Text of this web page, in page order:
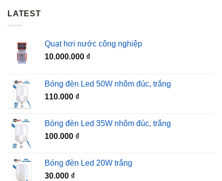
LATEST
Quạt hơi nước công nghiệp
10.000.000 ₫
Bóng đèn Led 50W nhôm đúc, trắng
110.000 ₫
Bóng đèn Led 35W nhôm đúc, trắng
100.000 ₫
Bóng đèn Led 20W trắng
30.000 ₫